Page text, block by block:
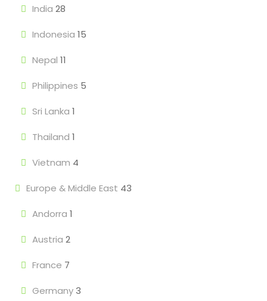
India 28
Indonesia 15
Nepal 11
Philippines 5
Sri Lanka 1
Thailand 1
Vietnam 4
Europe & Middle East 43
Andorra 1
Austria 2
France 7
Germany3